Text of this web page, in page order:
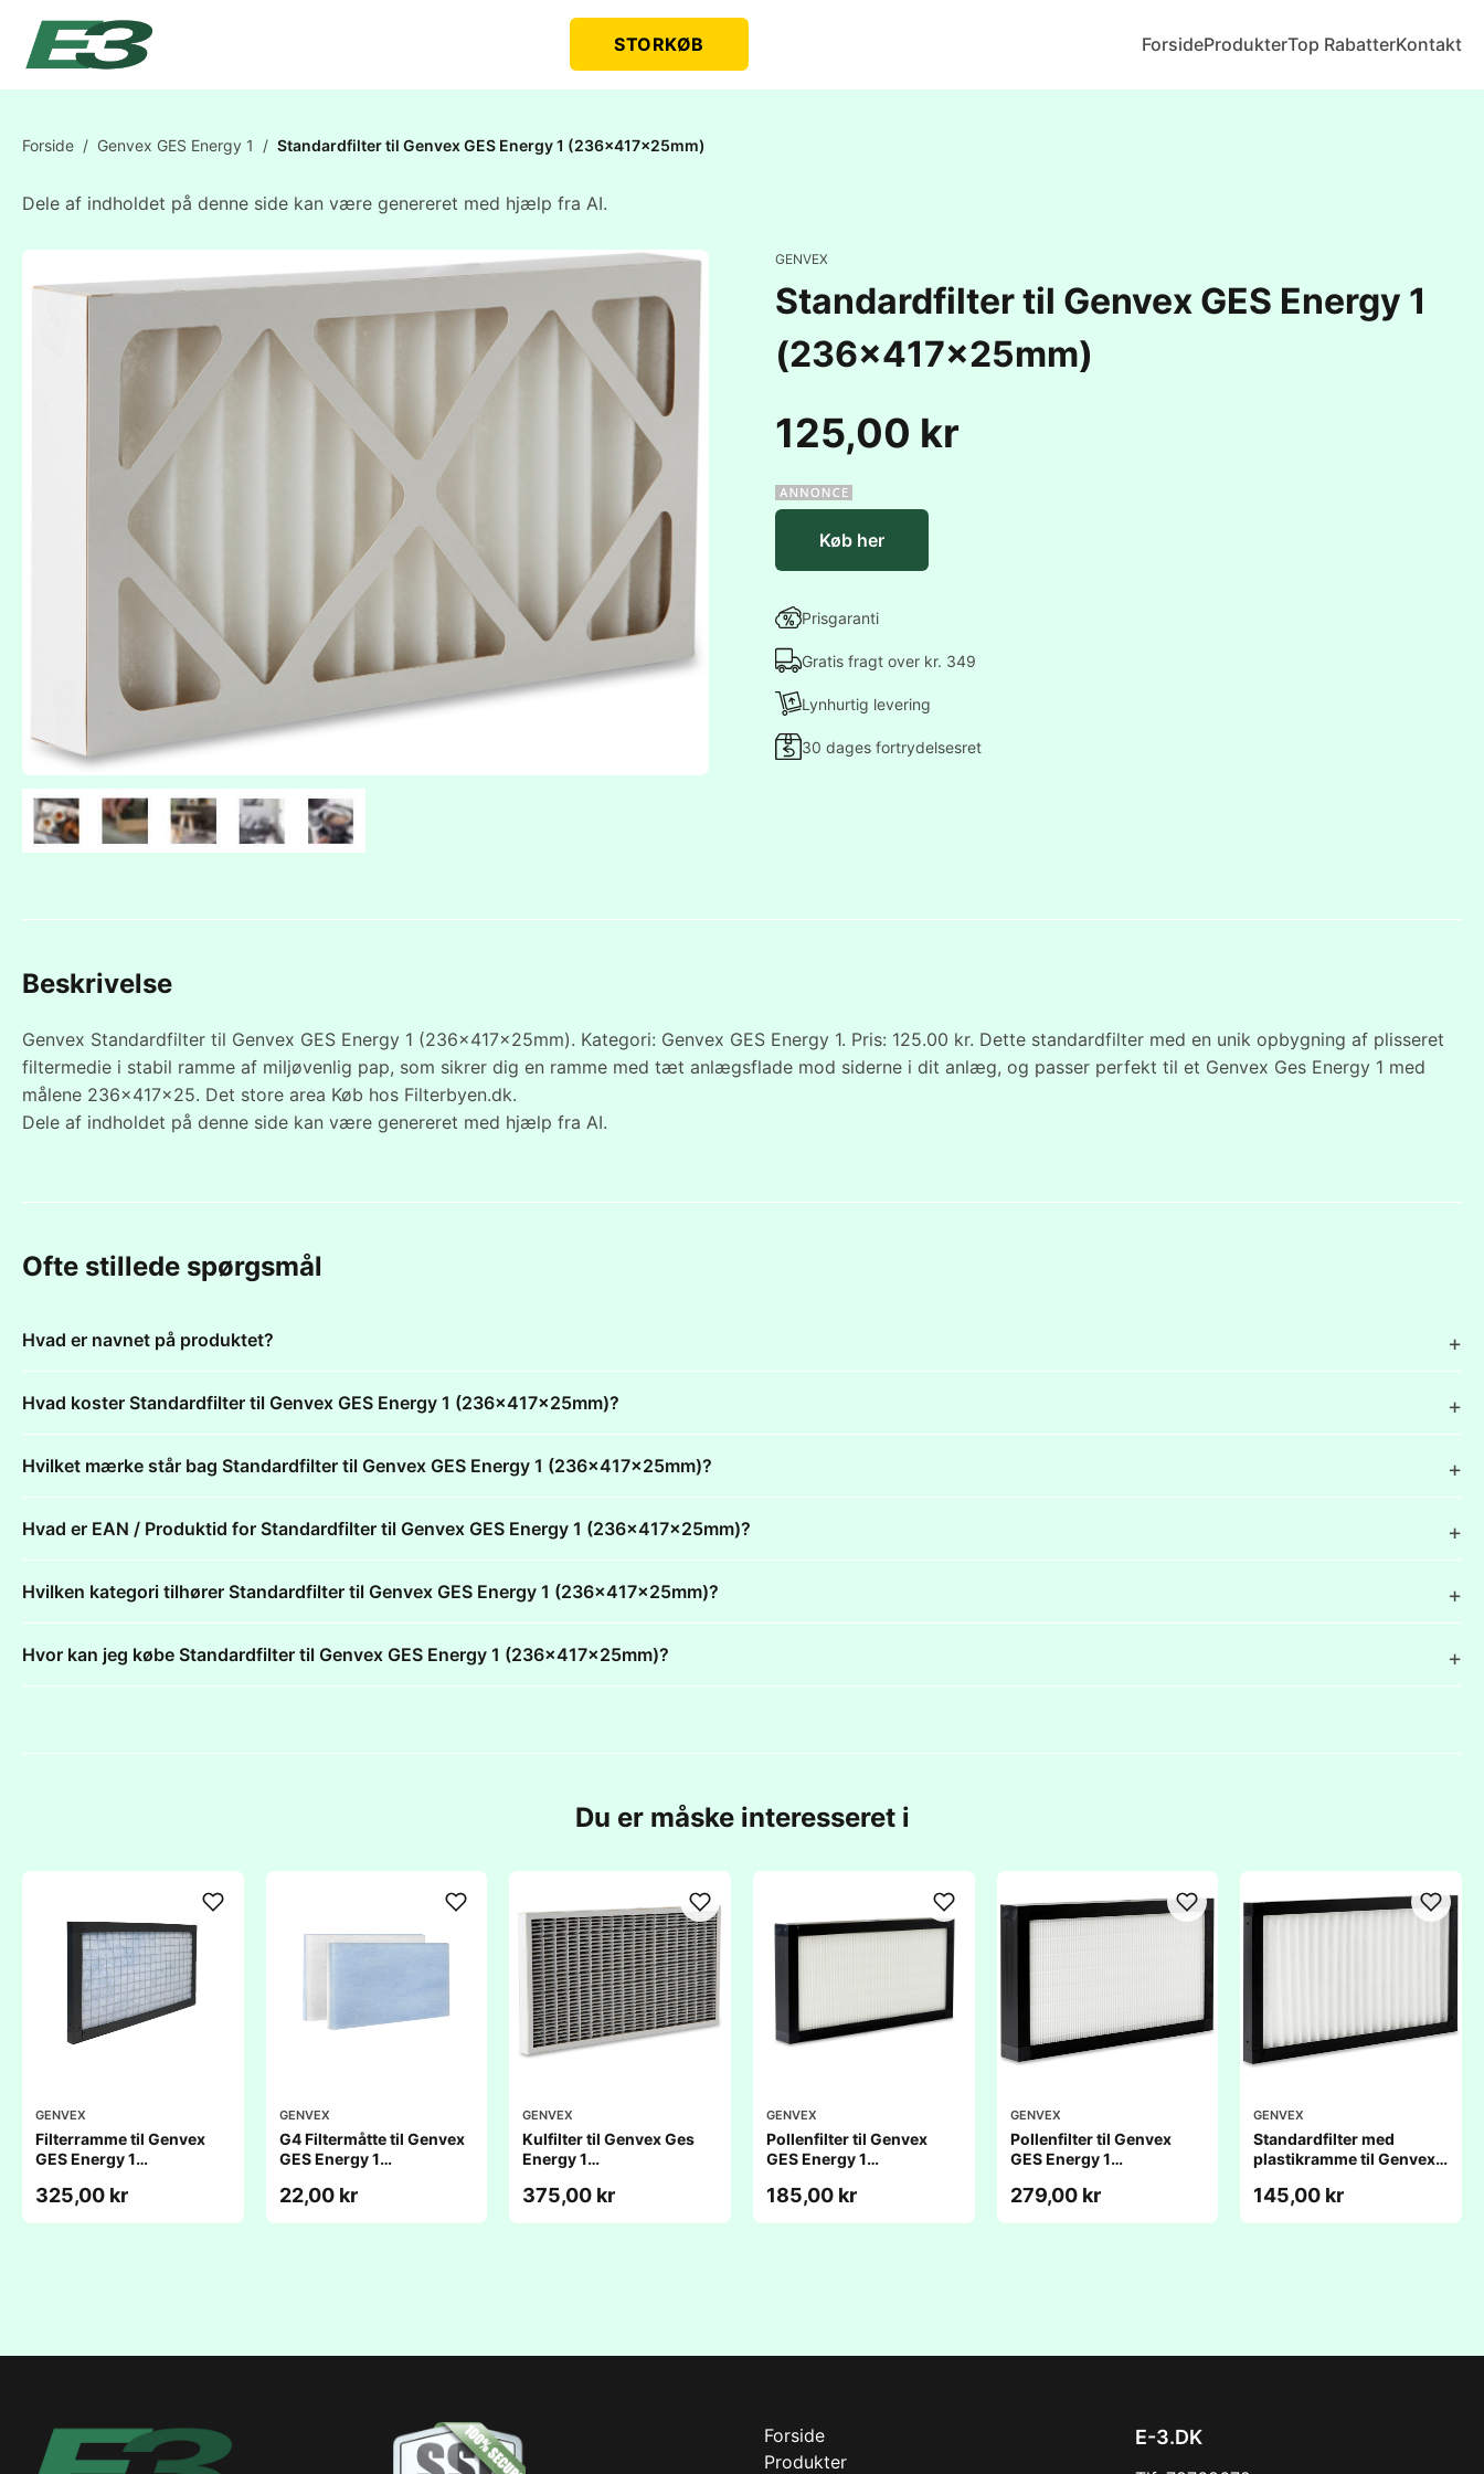
STORKØB ForsideProdukterTop RabatterKontakt
Forside / Genvex GES Energy 1 / Standardfilter til Genvex GES Energy 1 (236x417x25mm)
Dele af indholdet på denne side kan være genereret med hjælp fra AI.
GENVEX
Standardfilter til Genvex GES Energy 1
(236x417x25mm)
125,00 kr
Køb her
Prisgaranti
Gratis fragt over kr. 349
Lynhurtig levering
30 dages fortrydelsesret
Beskrivelse
Genvex Standardfilter til Genvex GES Energy 1 (236x417x25mm). Kategori: Genvex GES Energy 1. Pris: 125.00 kr. Dette standardfilter med en unik opbygning af plisseret
filtermedie i stabil ramme af miljøvenlig pap, som sikrer dig en ramme med tæt anlægsflade mod siderne i dit anlæg, og passer perfekt til et Genvex Ges Energy 1 med
målene 236x417x25. Det store area Køb hos Filterbyen.dk.
Dele af indholdet på denne side kan være genereret med hjælp fra AI.
Ofte stillede spørgsmål
Hvad er navnet på produktet?
Hvad koster Standardfilter til Genvex GES Energy 1 (236x417x25mm)?
Hvilket mærke står bag Standardfilter til Genvex GES Energy 1 (236x417x25mm)?
Hvad er EAN / Produktid for Standardfilter til Genvex GES Energy 1 (236x417x25mm)?
Hvilken kategori tilhører Standardfilter til Genvex GES Energy 1 (236x417x25mm)?
Hvor kan jeg købe Standardfilter til Genvex GES Energy 1 (236x417x25mm)?
Du er måske interesseret i
GENVEX
Filterramme til Genvex
GES Energy 1
325,00 kr
GENVEX
G4 Filtermåtte til Genvex
GES Energy 1
22,00 kr
GENVEX
Kulfilter til Genvex Ges
Energy 1
375,00 kr
GENVEX
Pollenfilter til Genvex
GES Energy 1
185,00 kr
GENVEX
Pollenfilter til Genvex
GES Energy 1
279,00 kr
GENVEX
Standardfilter med
plastikramme til Genvex
(236x417x25mm)
145,00 kr
Forside
Produkter
E-3.DK